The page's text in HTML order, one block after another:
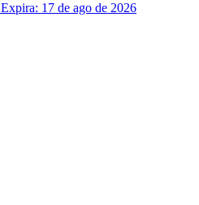
Expira: 17 de ago de 2026